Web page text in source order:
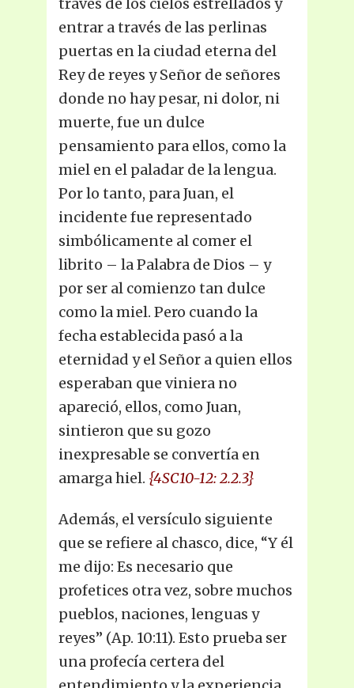
través de los cielos estrellados y
entrar a través de las perlinas
puertas en la ciudad eterna del
Rey de reyes y Señor de señores
donde no hay pesar, ni dolor, ni
muerte, fue un dulce
pensamiento para ellos, como la
miel en el paladar de la lengua.
Por lo tanto, para Juan, el
incidente fue representado
simbólicamente al comer el
librito – la Palabra de Dios – y
por ser al comienzo tan dulce
como la miel. Pero cuando la
fecha establecida pasó a la
eternidad y el Señor a quien ellos
esperaban que viniera no
apareció, ellos, como Juan,
sintieron que su gozo
inexpresable se convertía en
amarga hiel. {4SC10-12: 2.2.3}
Además, el versículo siguiente
que se refiere al chasco, dice, “Y él
me dijo: Es necesario que
profetices otra vez, sobre muchos
pueblos, naciones, lenguas y
reyes” (Ap. 10:11). Esto prueba ser
una profecía certera del